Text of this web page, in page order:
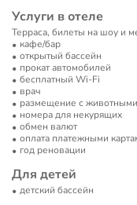
Услуги в отеле
Терраса, билеты на шоу и
кафе/бар
открытый бассейн
прокат автомобилей
бесплатный Wi-Fi
врач
размещение с животными
номера для некурящих
обмен валют
оплата платежными
год реновации
Для детей
детский бассейн